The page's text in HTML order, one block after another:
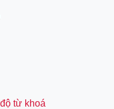
từ khoá